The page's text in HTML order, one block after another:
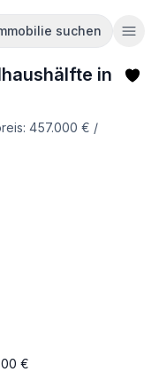
suchen
in
457.000 € /
€